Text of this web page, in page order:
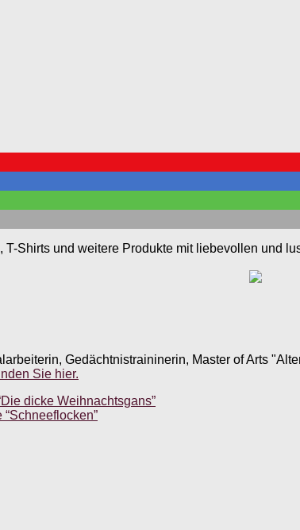
T-Shirts und weitere Produkte mit liebevollen und
Gedächtnistraininerin, Master of Arts
Sie hier.
dicke Weihnachtsgans”